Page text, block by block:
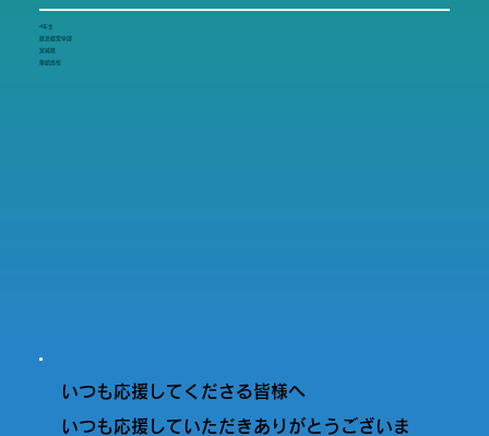
4年生
経済経営学部
宮城県
築館高校
いつも応援してくださる皆様へ
いつも応援していただきありがとうございま